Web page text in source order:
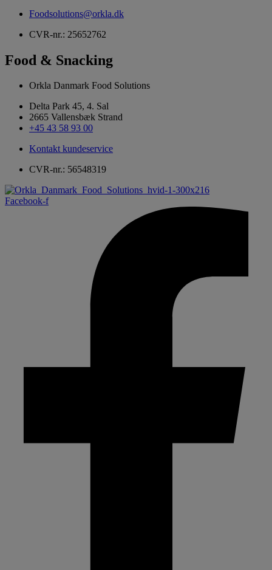
Foodsolutions@orkla.dk
CVR-nr.: 25652762
Food & Snacking
Orkla Danmark Food Solutions
Delta Park 45, 4. Sal
2665 Vallensbæk Strand
+45 43 58 93 00
Kontakt kundeservice
CVR-nr.: 56548319
Facebook-f